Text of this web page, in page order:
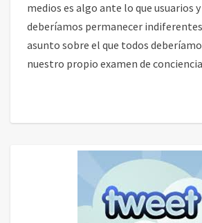
medios es algo ante lo que usuarios
deberíamos permanecer
asunto sobre el que todos
nuestro propio examen de